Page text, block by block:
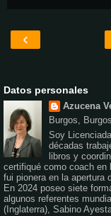
‹
Datos personales
Azucena
Burgos,
Soy
décadas
libros y
certifiqué como coach en
fui pionera en la apertura
En 2024 poseo siete
algunos referentes
(Inglaterra), Sabino